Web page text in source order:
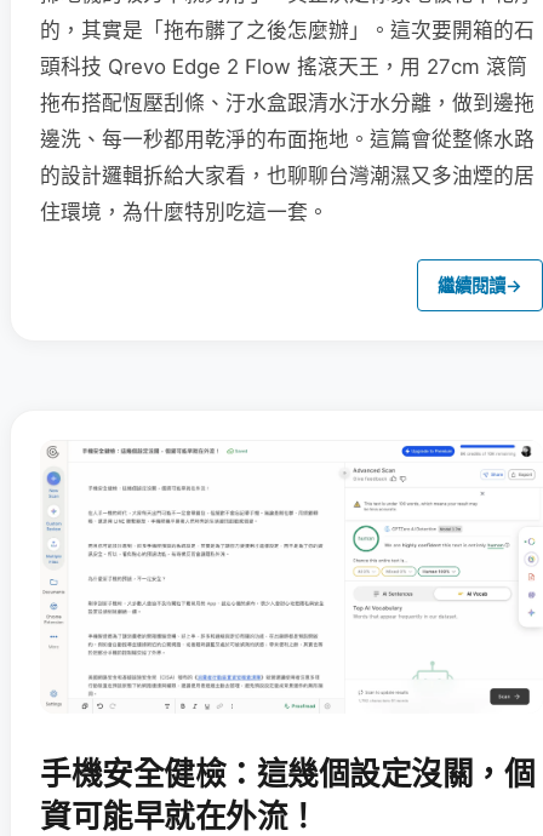
的，其實是「拖布髒了之後怎麼辦」。這次要開箱的石
頭科技 Qrevo Edge 2 Flow 搖滾天王，用 27cm 滾筒
拖布搭配恆壓刮條、汙水盒跟清水汙水分離，做到邊拖
邊洗、每一秒都用乾淨的布面拖地。這篇會從整條水路
的設計邏輯拆給大家看，也聊聊台灣潮濕又多油煙的居
住環境，為什麼特別吃這一套。
繼續閱讀→
手機安全健檢：這幾個設定沒關，個
資可能早就在外流！